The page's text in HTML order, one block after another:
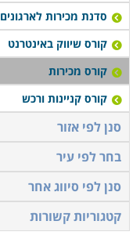
סדנת מכירות לארגונים
קורס שיווק באינטרנט
קורס מכירות
קורס קניינות ורכש
סנן לפי אזור
בחר לפי עיר
סנן לפי סיווג אחר
קטגוריות קשורות